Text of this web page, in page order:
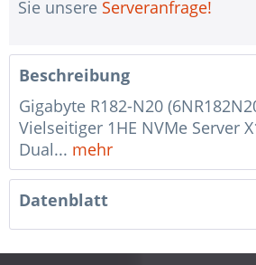
Sie unsere Serveranfrage!
Beschreibung
Gigabyte R182-N20
Vielseitiger 1HE NVMe Server
Dual... mehr
Datenblatt